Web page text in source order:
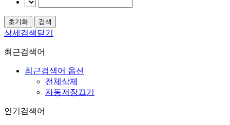
상세검색닫기
최근검색어
최근검색어 옵션
전체삭제
자동저장끄기
인기검색어